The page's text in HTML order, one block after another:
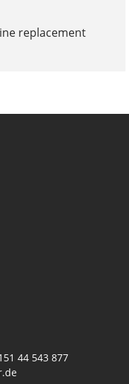
replacement
44 543 877